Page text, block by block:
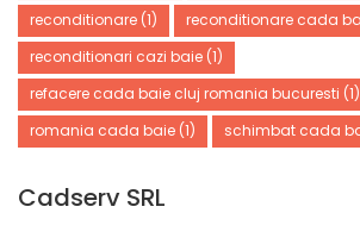
reconditionare (1) reconditionare cada
reconditionari cazi baie (1)
refacere cada baie cluj romania bucuresti (1)
romania cada baie (1) schimbat cada
Cadserv SRL